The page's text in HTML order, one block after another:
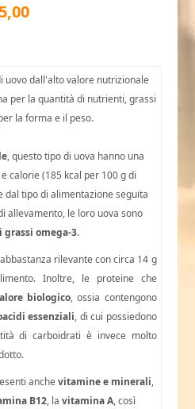
uovo dall'alto valore nutrizionale
per la quantità di nutrienti, grassi
la forma e il peso.
, questo tipo di uova hanno una
calorie (185 kcal per 100 g di
dal tipo di alimentazione seguita
allevamento, le loro uova sono
grassi omega-3.
rilevante con circa 14 g
Inoltre, le proteine che
biologico, ossia contengono
essenziali, di cui possiedono
di carboidrati è invece molto
anchevitamine e minerali,
B12, la vitamina A, così